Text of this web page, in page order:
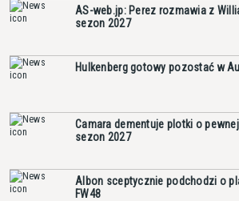
AS-web.jp: Perez rozmawia z
sezon 2027
Hulkenberg gotowy pozostać w
Camara dementuje plotki o
sezon 2027
Albon sceptycznie podchodzi o
FW48